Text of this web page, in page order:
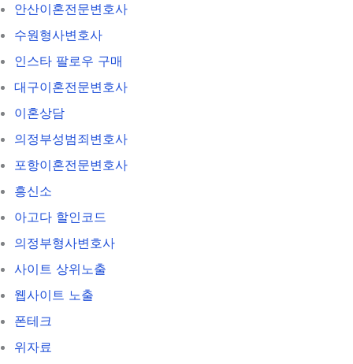
안산이혼전문변호사
수원형사변호사
인스타 팔로우 구매
대구이혼전문변호사
이혼상담
의정부성범죄변호사
포항이혼전문변호사
흥신소
아고다 할인코드
의정부형사변호사
사이트 상위노출
웹사이트 노출
폰테크
위자료